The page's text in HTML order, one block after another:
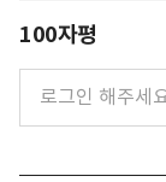
100자평